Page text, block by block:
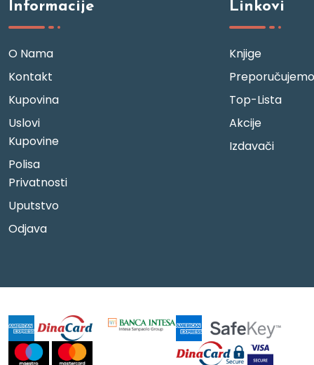
Informacije
O Nama
Kontakt
Kupovina
Uslovi
Kupovine
Polisa
Privatnosti
Uputstvo
Odjava
Linkovi
Knjige
Preporučujemo
Top-Lista
Akcije
Izdavači